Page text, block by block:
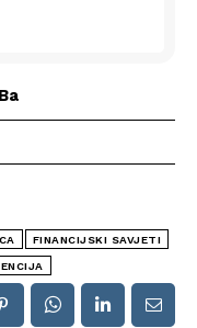
FINANCIJSKI SAVJETI